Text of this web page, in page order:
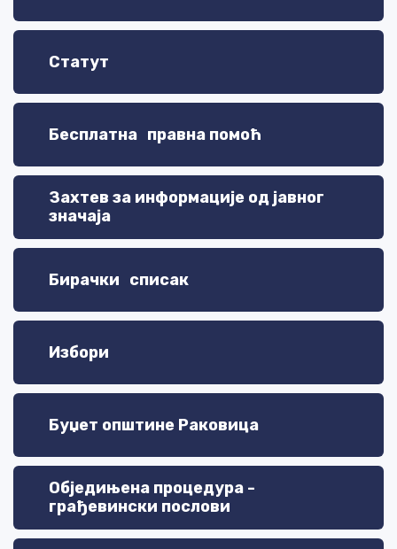
Статут
Бесплатна правна помоћ
Захтев за информације од јавног
значаја
Бирачки списак
Избори
Буџет општине Раковица
Обједињена процедура -
грађевински послови